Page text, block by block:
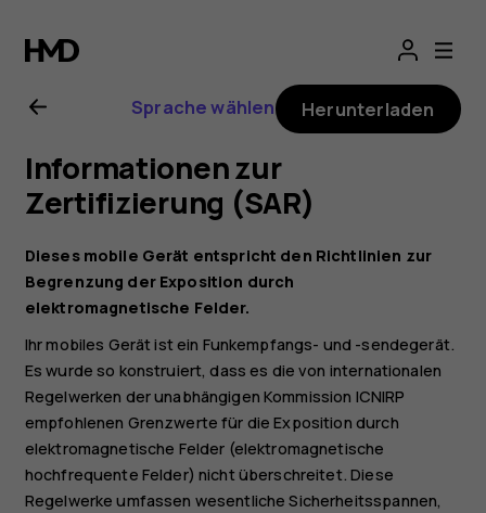
Nokia
2 Sprache wählen Herunterladen
Informationen zur
Zertifizierung (SAR)
Dieses mobile Gerät entspricht den Richtlinien zur
Begrenzung der Exposition durch
elektromagnetische Felder.
Ihr mobiles Gerät ist ein Funkempfangs- und -sendegerät.
Es wurde so konstruiert, dass es die von internationalen
Regelwerken der unabhängigen Kommission ICNIRP
empfohlenen Grenzwerte für die Exposition durch
elektromagnetische Felder (elektromagnetische
hochfrequente Felder) nicht überschreitet. Diese
Regelwerke umfassen wesentliche Sicherheitsspannen,